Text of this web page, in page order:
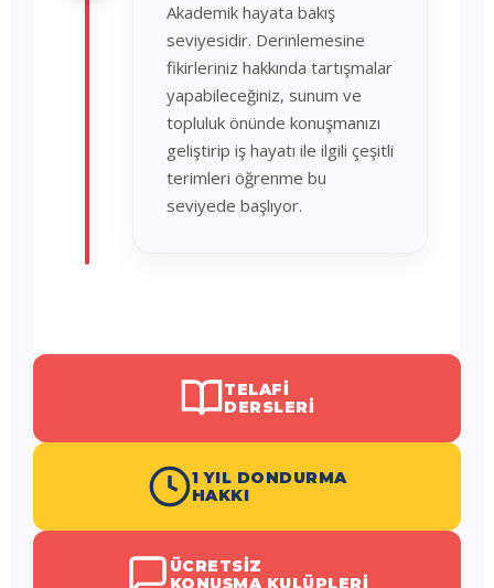
Akademik hayata bakış
seviyesidir. Derinlemesine
fikirleriniz hakkında tartışmalar
yapabileceğiniz, sunum ve
topluluk önünde konuşmanızı
geliştirip iş hayatı ile ilgili çeşitli
terimleri öğrenme bu
seviyede başlıyor.
TELAFI
DERSLERI
1 YIL DONDURMA
HAKKI
ÜCRETSIZ
KONUŞMA KULÜPLERI